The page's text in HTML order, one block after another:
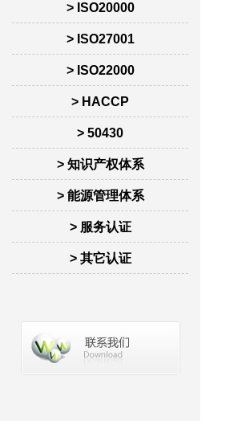
> ISO20000
> ISO27001
> ISO22000
> HACCP
> 50430
> 知识产权体系
> 能源管理体系
> 服务认证
> 其它认证